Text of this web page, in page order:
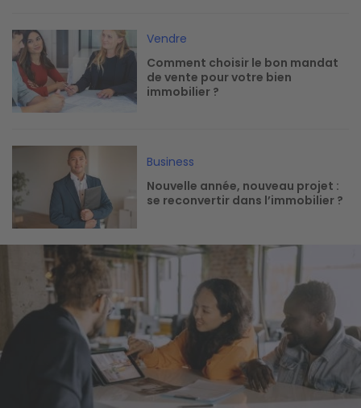
Image
Vendre
Comment choisir le bon mandat
de vente pour votre bien
immobilier ?
Business
Nouvelle année, nouveau projet :
se reconvertir dans l’immobilier ?